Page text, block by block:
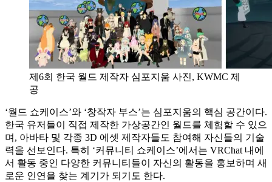
제6회 한국 월드 제작자 심포지움 사진, KWMC 제
공
‘월드 쇼케이스’와 ‘창작자 부스’는 심포지움의 핵심 공간이다.
한국 유저들이 직접 제작한 가상공간인 월드를 체험할 수 있으
며, 아바타 및 각종 3D 에셋 제작자들도 참여해 자신들의 기술
력을 선보인다. 특히 ‘커뮤니티 쇼케이스’에서는 VRChat 내에
서 활동 중인 다양한 커뮤니티들이 자신의 활동을 홍보하며 새
로운 인연을 찾는 계기가 되기도 한다.